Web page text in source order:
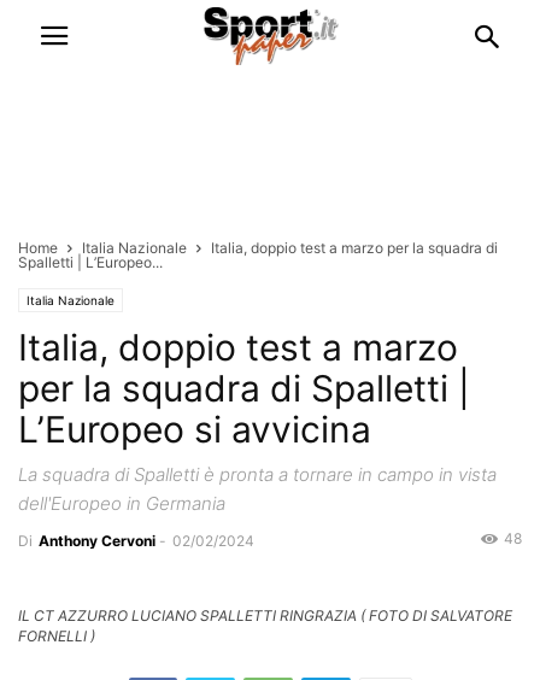
Home Italia Nazionale
Italia, doppio test a marzo per la squadra di
Spalletti | L’Europeo...
Italia Nazionale
Italia, doppio test a marzo
per la squadra di Spalletti |
L’Europeo si avvicina
La squadra di Spalletti è pronta a tornare in campo in vista
dell'Europeo in Germania
Di Anthony Cervoni - 02/02/2024 48
IL CT AZZURRO LUCIANO SPALLETTI RINGRAZIA ( FOTO DI SALVATORE
FORNELLI )